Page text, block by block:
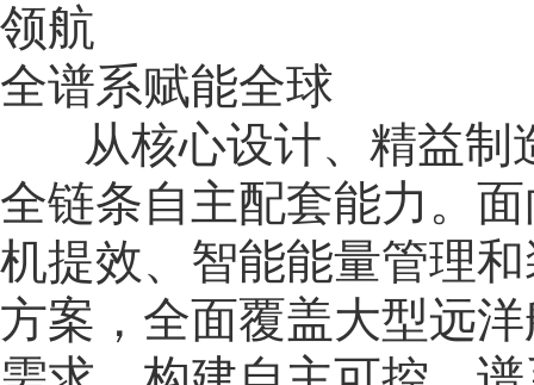
领航
全谱系赋能全球
从核心设计、精益制
全链条自主配套能力。
机提效、智能能量管理
方案，全面覆盖大型远